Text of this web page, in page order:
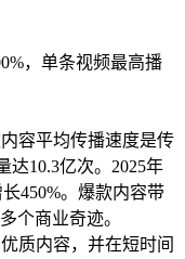
，单条视频最高播
容平均传播速度是传
达10.3亿次。2025年
450%。爆款内容带
个商业奇迹。
质内容，并在短时间